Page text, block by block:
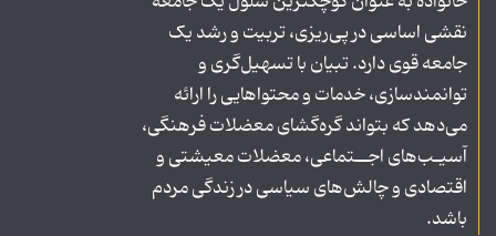
نقشی اساسی در پی‌ریزی، تربیت و رشد یک
جامعه قوی دارد. تبیان با تسهیل‌گری و
توانمندسازی، خدمات و محتواهایی را ارائه
می‌دهد که بتواند گره‌گشای معضلات فرهنگی،
آسیـب‌های اجــتماعی، معضلات معیشتی و
اقتصادی و چالش‌های سیاسی در زندگی مردم
باشد.